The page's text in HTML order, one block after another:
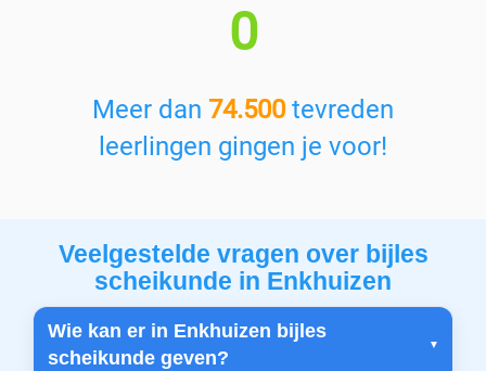
0
Meer dan 74.500tevreden
leerlingen gingen je voor!
Veelgestelde vragen over bijles
scheikunde in Enkhuizen
Wie kan er in Enkhuizen bijles
scheikunde geven?